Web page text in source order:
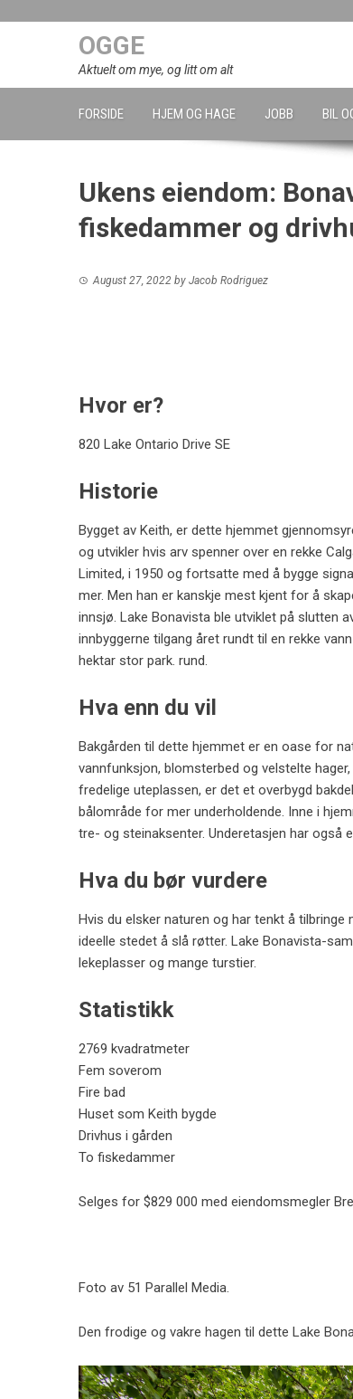
OGGE
Aktuelt om mye, og litt om alt
FORSIDE HJEM OG HAGE JOBB BIL
Ukens eiendom:
fiskedammer og
August 27, 2022 by Jacob Rodriguez
Hvor er?
820 Lake Ontario Drive SE
Historie
Bygget av Keith, er dette hjemmet
og utvikler hvis arv spenner over en rekke
Limited, i 1950 og fortsatte med å bygge
mer. Men han er kanskje mest kjent for å
innsjø. Lake Bonavista ble utviklet på slutten
innbyggerne tilgang året rundt til en rekke
hektar stor park. rund.
Hva enn du vil
Bakgården til dette hjemmet er en oase for
vannfunksjon, blomsterbed og velstelte
fredelige uteplassen, er det et overbygd
bålområde for mer underholdende. Inne i
tre- og steinaksenter. Underetasjen har også
Hva du bør vurdere
Hvis du elsker naturen og har tenkt å
ideelle stedet å slå røtter. Lake Bonavista-
lekeplasser og mange turstier.
Statistikk
2769 kvadratmeter
Fem soverom
Fire bad
Huset som Keith bygde
Drivhus i gården
To fiskedammer
Selges for $829 000 med eiendomsmegler
Foto av 51 Parallel Media.
Den frodige og vakre hagen til dette Lake